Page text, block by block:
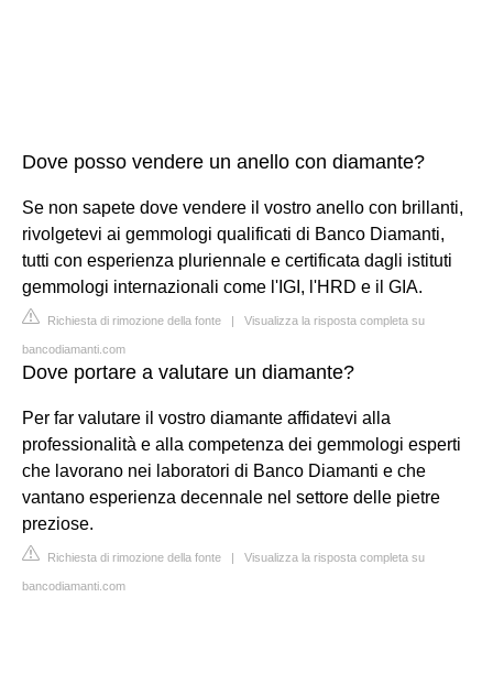
Dove posso vendere un anello con diamante?
Se non sapete dove vendere il vostro anello con brillanti,
rivolgetevi ai gemmologi qualificati di Banco Diamanti,
tutti con esperienza pluriennale e certificata dagli istituti
gemmologi internazionali come l'IGI, l'HRD e il GIA.
Richiesta di rimozione della fonte | Visualizza la risposta completa su
bancodiamanti.com
Dove portare a valutare un diamante?
Per far valutare il vostro diamante affidatevi alla
professionalità e alla competenza dei gemmologi esperti
che lavorano nei laboratori di Banco Diamanti e che
vantano esperienza decennale nel settore delle pietre
preziose.
Richiesta di rimozione della fonte | Visualizza la risposta completa su
bancodiamanti.com